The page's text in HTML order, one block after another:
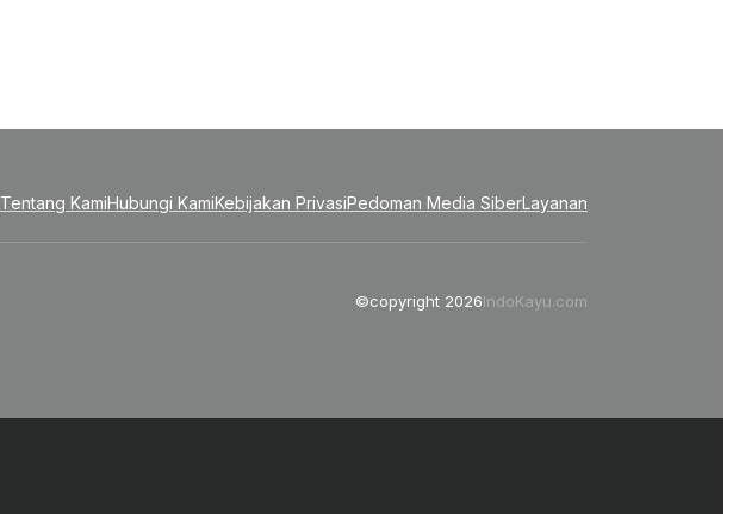
Tentang KamiHubungi KamiKebijakan PrivasiPedoman Media SiberLayanan
©copyright 2026IndoKayu.com